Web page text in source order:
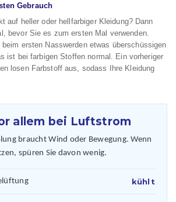
Gebrauch
auf heller oder hellfarbiger Kleidung? Dann
bevor Sie es zum ersten Mal verwenden.
beim ersten Nasswerden etwas überschüssigen
ist bei farbigen Stoffen normal. Ein vorheriger
losen Farbstoff aus, sodass Ihre Kleidung
allem bei Luftstrom
braucht Wind oder Bewegung. Wenn
spüren Sie davon wenig.
kühlt